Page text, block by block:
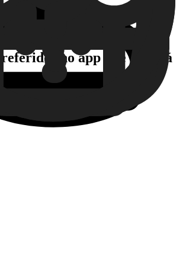
no app que você já